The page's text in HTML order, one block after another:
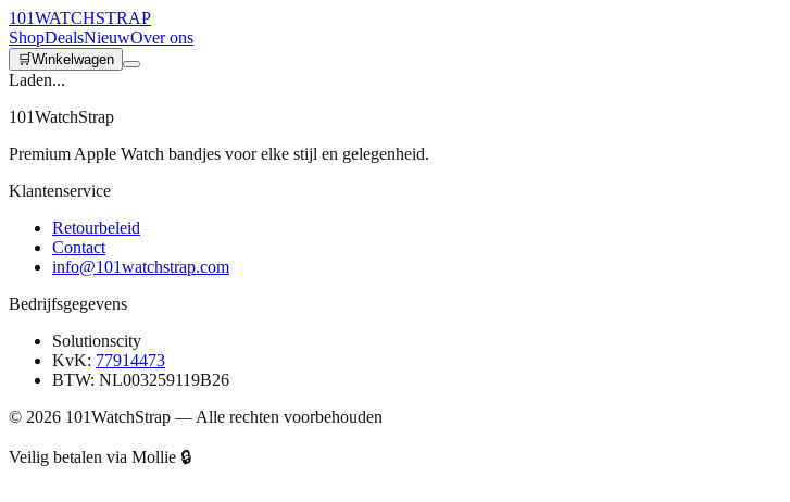
101WATCHSTRAP
ShopDealsNieuwOver ons
🛒Winkelwagen
Laden...
101WatchStrap
Premium Apple Watch bandjes voor elke stijl en gelegenheid.
Klantenservice
Retourbeleid
Contact
info@101watchstrap.com
Bedrijfsgegevens
Solutionscity
KvK: 77914473
BTW: NL003259119B26
© 2026 101WatchStrap — Alle rechten voorbehouden
Veilig betalen via Mollie 🔒